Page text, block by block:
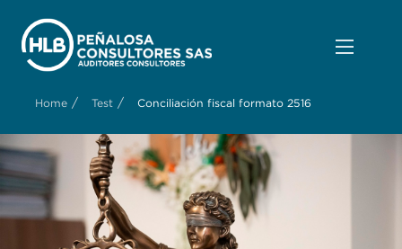
Home / Test / Conciliación fiscal formato 2516